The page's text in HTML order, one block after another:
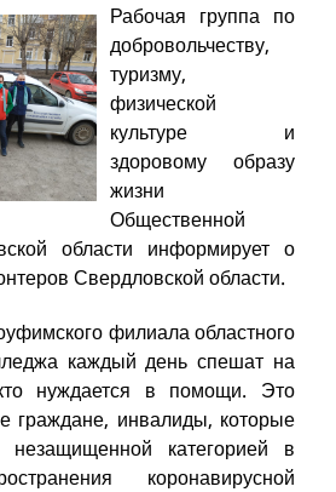
Рабочая группа по
добровольчеству,
туризму,
физической
культуре и
здоровому образу
жизни
Общественной
области информирует о
Свердловской области.
филиала областного
каждый день спешат на
нуждается в помощи. Это
граждане, инвалиды, которые
незащищенной категорией в
коронавирусной